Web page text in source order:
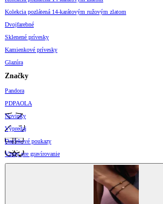
Kolekcia pozlátená 14-karátovým ružovým zlatom
Dvojfarebné
Sklenené prívesky
Kamienkové prívesky
Glazúra
Značky
Pandora
PDPAOLA
Novinky
Výpredaj
Darčekové poukazy
Vzory pre gravírovanie